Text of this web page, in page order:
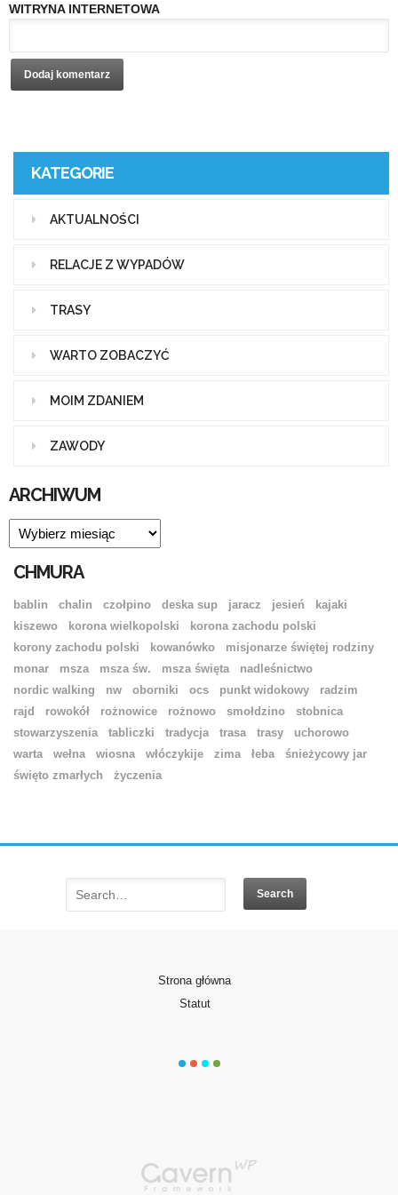
WITRYNA INTERNETOWA
KATEGORIE
AKTUALNOŚCI
RELACJE Z WYPADÓW
TRASY
WARTO ZOBACZYĆ
MOIM ZDANIEM
ZAWODY
ARCHIWUM
ARCHIWUM
CHMURA
bablin chalin czołpino deska sup jaracz jesień
kajaki
kiszewo
korona wielkopolski
korona zachodu polski
korony zachodu polski
kowanówko
misjonarze świętej rodziny
monar
msza msza św. msza święta
nadleśnictwo
nordic walking
nw oborniki ocs punkt widokowy
radzim
rajd
rowokół rożnowice rożnowo smołdzino
stobnica
stowarzyszenia
tabliczki tradycja trasa trasy
uchorowo
warta
wełna wiosna włóczykije zima łeba
śnieżycowy jar
święto zmarłych
życzenia
Strona główna
Statut